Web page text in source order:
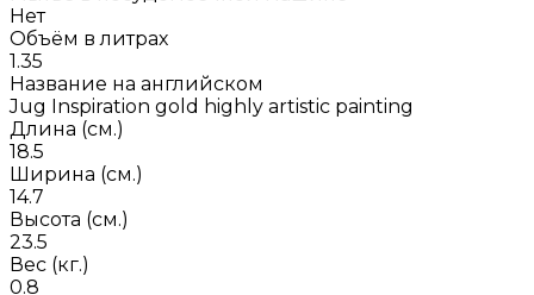
Нет
Объём в литрах
1.35
Название на английском
Jug Inspiration gold highly artistic painting
Длина (см.)
18.5
Ширина (см.)
14.7
Высота (см.)
23.5
Вес (кг.)
0.8